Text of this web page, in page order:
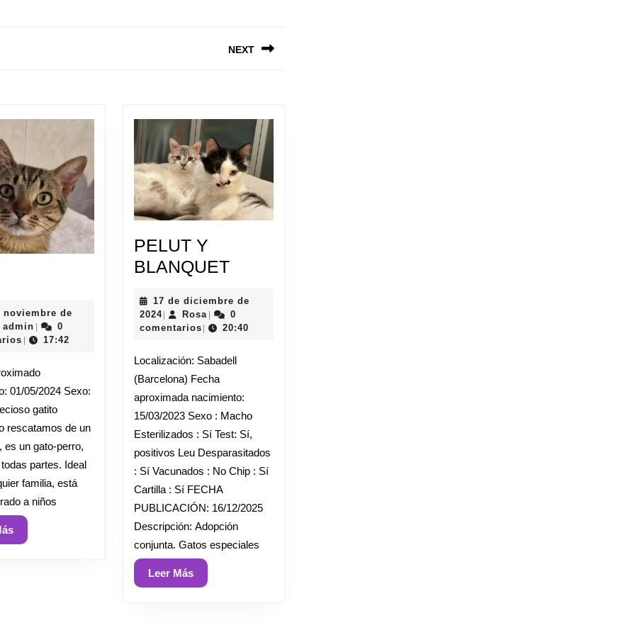
NEXT
noviembre de
adminadmin
0
17:42
01/05/2024 Sexo:
gatito
rescatamos de un
es un gato-perro,
partes. Ideal
familia, está
a niños
Leer
Más
PELUT Y
BLANQUETPELUT
BLANQUET
17 de diciembre de
202417
de
2024
| Rosa Rosa
|
0
comentarios | 20:40
Localización: Sabadell
(Barcelona) Fecha
aproximada nacimiento:
15/03/2023 Sexo : Macho
Esterilizados : Sí Test: Sí,
positivos Leu Desparasitados
: Sí Vacunados : No Chip : Sí
Cartilla : Sí FECHA
PUBLICACIÓN: 16/12/2025
Descripción: Adopción
conjunta. Gatos especiales
Leer MásLeer
Más